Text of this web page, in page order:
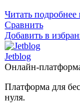
Читать подробнее
Сравнить
Добавить в
Jetblog
Онлайн-
Платформа для
нуля.